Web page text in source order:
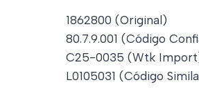
1862800 (Original)
80.7.9.001 (Código
C25-0035 (Wtk
L0105031 (Código